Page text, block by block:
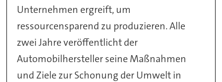
Unternehmen ergreift, um
ressourcensparend zu produzieren. Alle
zwei Jahre veröffentlicht der
Automobilhersteller seine Maßnahmen
und Ziele zur Schonung der Umwelt in